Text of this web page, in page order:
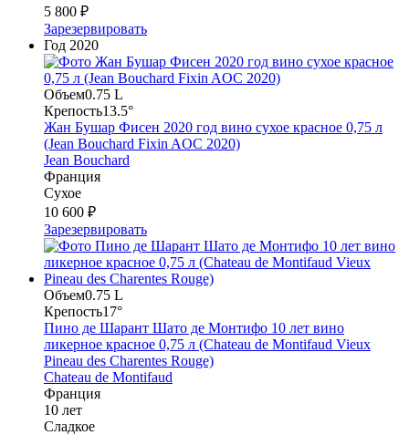
5 800 ₽
Зарезервировать
Год 2020
Объем0.75 L
Крепость13.5°
Жан Бушар Фисен 2020 год вино сухое красное 0,75 л
(Jean Bouchard Fixin AOC 2020)
Jean Bouchard
Франция
Сухое
10 600 ₽
Зарезервировать
Объем0.75 L
Крепость17°
Пино де Шарант Шато де Монтифо 10 лет вино
ликерное красное 0,75 л (Chateau de Montifaud Vieux
Pineau des Charentes Rouge)
Chateau de Montifaud
Франция
10 лет
Сладкое